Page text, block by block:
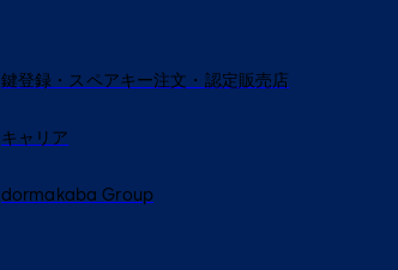
鍵登録・スペアキー注文・認定販売店
キャリア
dormakaba Group